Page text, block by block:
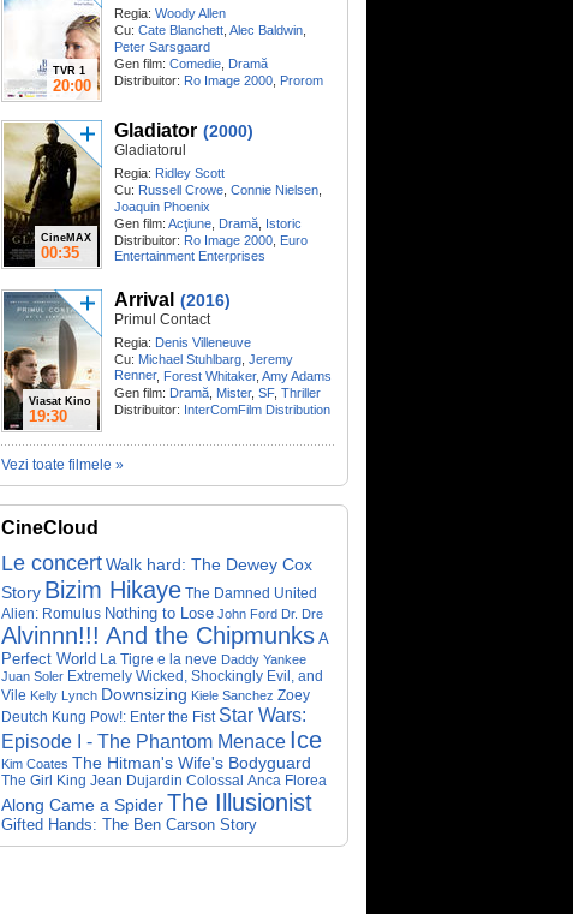
TVR 1
20:00
Regia: Woody Allen
Cu: Cate Blanchett Alec Baldwin
Peter Sarsgaard
Gen film: Comedie Dramă
Distribuitor: Ro Image 2000 Prorom
CineMAX
00:35
Gladiator (2000)
Gladiatorul
Regia: Ridley Scott
Cu: Russell Crowe Connie Nielsen
Joaquin Phoenix
Gen film: Acţiune Dramă Istoric
Distribuitor: Ro Image 2000 Euro
Entertainment Enterprises
Viasat Kino
19:30
Arrival (2016)
Primul Contact
Regia: Denis Villeneuve
Cu: Michael Stuhlbarg Jeremy
Renner, Forest Whitaker, Amy Adams
Gen film: Dramă Mister, SF, Thriller
Distribuitor: InterComFilm Distribution
Vezi toate filmele »
CineCloud
Le concert Walk hard: The Dewey Cox
Story Bizim Hikaye The Damned United
Alien: Romulus Nothing to Lose John Ford Dr. Dre
Alvinnn!!! And the Chipmunks A
Perfect World
La Tigre e la neve Daddy Yankee
Juan Soler Extremely Wicked, Shockingly Evil, and
Vile Kelly Lynch Downsizing Kiele Sanchez Zoey
Deutch Kung Pow!: Enter the Fist Star Wars:
Episode I - The Phantom Menace Ice
Kim Coates The Hitman's Wife's Bodyguard
The Girl King Jean Dujardin Colossal Anca Florea
Along Came a Spider The Illusionist
Gifted Hands: The Ben Carson Story